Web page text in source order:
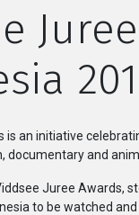
is an initiative
documentary and
Juree Awards,
to be watched